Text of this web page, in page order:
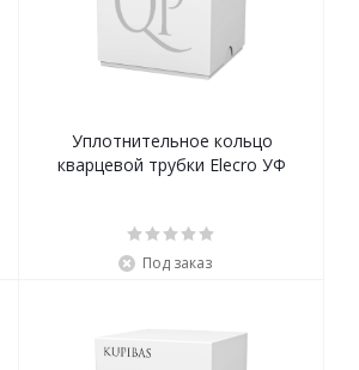
Уплотнительное кольцо
кварцевой трубки Elecro УФ
Под заказ